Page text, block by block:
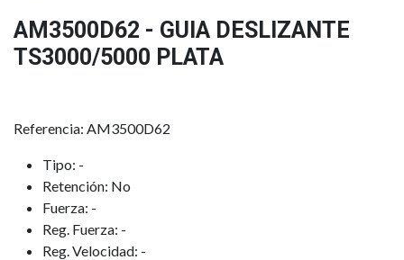
AM3500D62 - GUIA DESLIZANTE
TS3000/5000 PLATA
Referencia: AM3500D62
Tipo: -
Retención: No
Fuerza: -
Reg. Fuerza: -
Reg. Velocidad: -